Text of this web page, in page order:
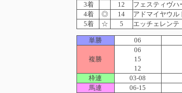
3着
12 フェスティヴハ
4着
◎ 14 アドマイヤウル
5着
☆ 5 エッチェレンテ
単勝 06
複勝
06
15
12
枠連
03-08
馬連
06-15